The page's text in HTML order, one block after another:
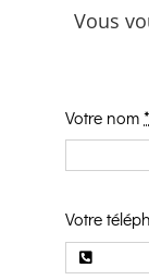
Vous
Votre nom*
Votre